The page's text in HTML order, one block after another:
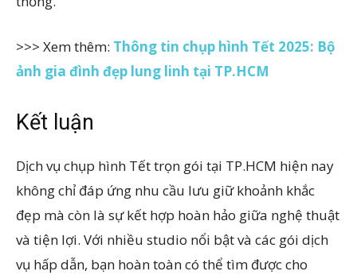
>>> Xem thêm: Thông tin chụp hình Tết 2025: Bộ
ảnh gia đình đẹp lung linh tại TP.HCM
Kết luận
Dịch vụ chụp hình Tết trọn gói tại TP.HCM hiện nay
không chỉ đáp ứng nhu cầu lưu giữ khoảnh khắc
đẹp mà còn là sự kết hợp hoàn hảo giữa nghệ thuật
và tiện lợi. Với nhiều studio nổi bật và các gói dịch
vụ hấp dẫn, bạn hoàn toàn có thể tìm được cho